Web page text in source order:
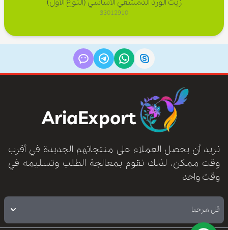
33012910
AriaExport
نريد أن يحصل العملاء على منتجاتهم الجديدة في أقرب
وقت ممكن، لذلك نقوم بمعالجة الطلب وتسليمه في
وقت واحد
قل مرحبا